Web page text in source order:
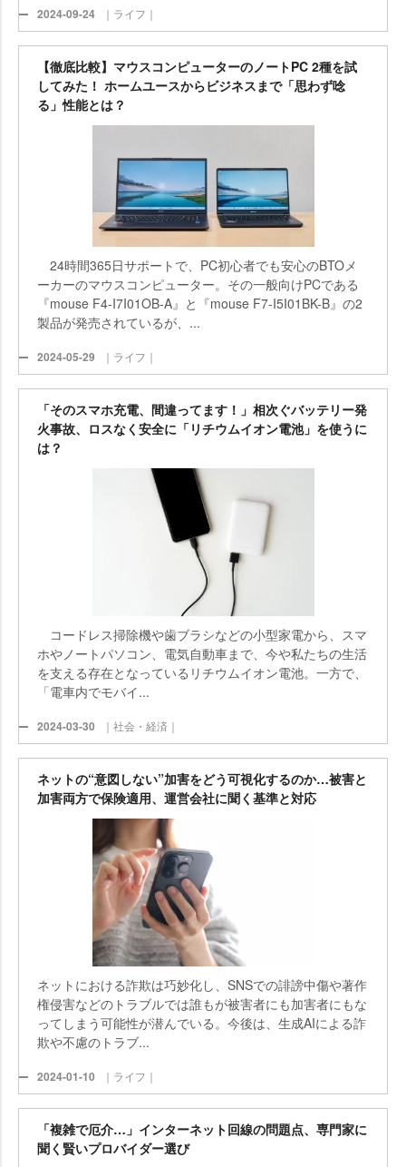
2024-09-24 ｜ライフ｜
【徹底比較】マウスコンピューターのノートPC 2種を試
してみた！ ホームユースからビジネスまで「思わず唸
る」性能とは？
24時間365日サポートで、PC初心者でも安心のBTOメ
ーカーのマウスコンピューター。その一般向けPCである
『mouse F4-I7I01OB-A』と『mouse F7-I5I01BK-B』の2
製品が発売されているが、...
2024-05-29 ｜ライフ｜
「そのスマホ充電、間違ってます！」相次ぐバッテリー発
火事故、ロスなく安全に「リチウムイオン電池」を使うに
は？
コードレス掃除機や歯ブラシなどの小型家電から、スマ
ホやノートパソコン、電気自動車まで、今や私たちの生活
を支える存在となっているリチウムイオン電池。一方で、
「電車内でモバイ...
2024-03-30 ｜社会・経済｜
ネットの“意図しない”加害をどう可視化するのか…被害と
加害両方で保険適用、運営会社に聞く基準と対応
ネットにおける詐欺は巧妙化し、SNSでの誹謗中傷や著作
権侵害などのトラブルでは誰もが被害者にも加害者にもな
ってしまう可能性が潜んでいる。今後は、生成AIによる詐
欺や不慮のトラブ...
2024-01-10 ｜ライフ｜
「複雑で厄介…」インターネット回線の問題点、専門家に
聞く賢いプロバイダー選び